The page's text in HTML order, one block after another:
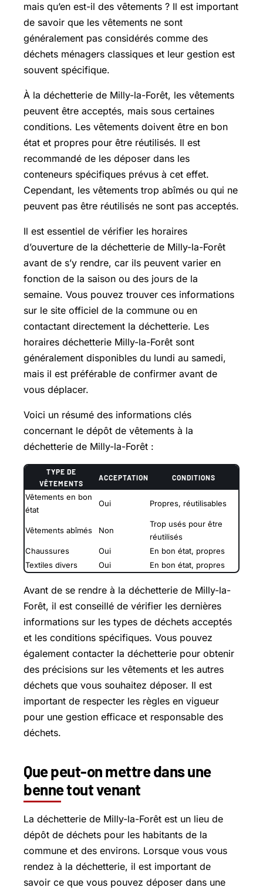
mais qu’en est-il des vêtements ? Il est important
de savoir que les vêtements ne sont
généralement pas considérés comme des
déchets ménagers classiques et leur gestion est
souvent spécifique.
À la déchetterie de Milly-la-Forêt, les vêtements
peuvent être acceptés, mais sous certaines
conditions. Les vêtements doivent être en bon
état et propres pour être réutilisés. Il est
recommandé de les déposer dans les
conteneurs spécifiques prévus à cet effet.
Cependant, les vêtements trop abîmés ou qui ne
peuvent pas être réutilisés ne sont pas acceptés.
Il est essentiel de vérifier les horaires
d’ouverture de la déchetterie de Milly-la-Forêt
avant de s’y rendre, car ils peuvent varier en
fonction de la saison ou des jours de la
semaine. Vous pouvez trouver ces informations
sur le site officiel de la commune ou en
contactant directement la déchetterie. Les
horaires déchetterie Milly-la-Forêt sont
généralement disponibles du lundi au samedi,
mais il est préférable de confirmer avant de
vous déplacer.
Voici un résumé des informations clés
concernant le dépôt de vêtements à la
déchetterie de Milly-la-Forêt :
TYPE DE
VÊTEMENTS
ACCEPTATION CONDITIONS
Vêtements en bon
état
Oui Propres, réutilisables
Vêtements abîmés Non
Trop usés pour être
réutilisés
Chaussures
Oui
En bon état, propres
Textiles divers
Oui En bon état, propres
Avant de se rendre à la déchetterie de Milly-la-
Forêt, il est conseillé de vérifier les dernières
informations sur les types de déchets acceptés
et les conditions spécifiques. Vous pouvez
également contacter la déchetterie pour obtenir
des précisions sur les vêtements et les autres
déchets que vous souhaitez déposer. Il est
important de respecter les règles en vigueur
pour une gestion efficace et responsable des
déchets.
Que peut-on mettre dans une
benne tout venant
La déchetterie de Milly-la-Forêt est un lieu de
dépôt de déchets pour les habitants de la
commune et des environs. Lorsque vous vous
rendez à la déchetterie, il est important de
savoir ce que vous pouvez déposer dans une